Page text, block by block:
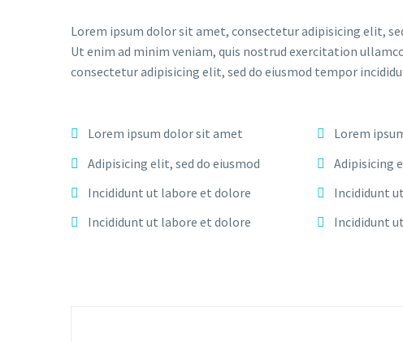
Lorem ipsum dolor sit amet, consectetur adipisicing elit,
Ut enim ad minim veniam, quis nostrud exercitation
consectetur adipisicing elit, sed do eiusmod tempor
Lorem ipsum dolor sit amet
Adipisicing elit, sed do eiusmod
Incididunt ut labore et dolore
Incididunt ut labore et dolore
Lorem
Adipisicing
Incididunt
Incididunt